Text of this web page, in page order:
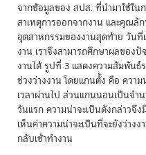
จากข้อมูลของ สปส. ที่นำมาใช้ในก
สาเหตุการออกจากงาน และคุณลั
อุตสาหกรรมของงานสุดท้าย วันที่
งาน เราจึงสามารถศึกษาผลของปั
งานได้ รูปที่ 3 แสดงความสัมพันธ์
ช่วงว่างงาน โดยแกนตั้ง คือ ความ
เวลาผ่านไป ส่วนแกนนอนเป็นจ
วันแรก ความน่าจะเป็นดังกล่าวจึง
เห็นค่าความน่าจะเป็นที่จะยังว่าง
กลับเข้าทำงาน